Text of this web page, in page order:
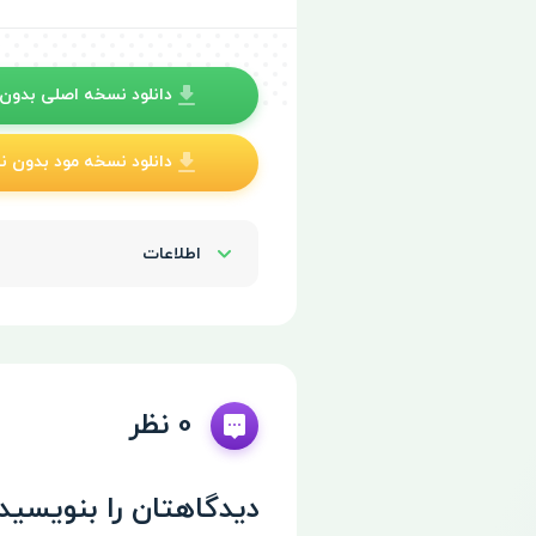
دانلود نسخه اصلی بدون
دانلود نسخه مود بدون
اطلاعات
0 نظر
دیدگاهتان را